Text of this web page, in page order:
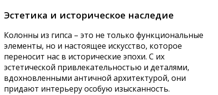
Эстетика и историческое наследие
Колонны из гипса – это не только функциональные
элементы, но и настоящее искусство, которое
переносит нас в исторические эпохи. С их
эстетической привлекательностью и деталями,
вдохновленными античной архитектурой, они
придают интерьеру особую изысканность.